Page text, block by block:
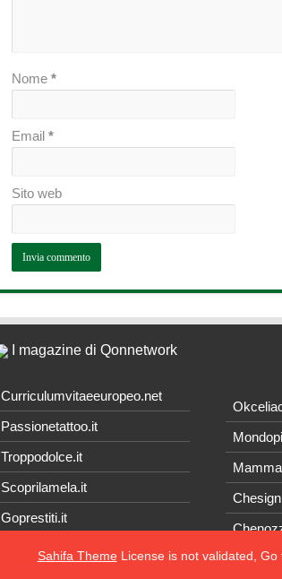
Nome *
Email *
Sito web
I magazine di Qonnetwork
Curriculumvitaeeuropeo.net
Passionetattoo.it
Troppodolce.it
Scoprilamela.it
Goprestiti.it
Sahifa ThemeLicense is not validated, Go